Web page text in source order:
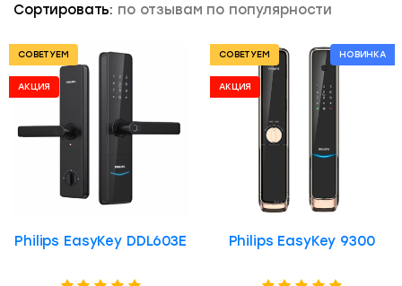
Сортировать: по отзывам по популярности
СОВЕТУЕМ
АКЦИЯ
Philips EasyKey DDL603E
СОВЕТУЕМ
АКЦИЯ
НОВИНКА
Philips EasyKey 9300